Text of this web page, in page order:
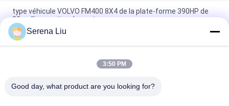
type véhicule VOLVO FM400 8X4 de la plate-forme 390HP de
22m d'inspection de pont
équipement d'inspection de pont en seau de 6x4 16M
Dongfeng pour la détection de pont, DFL1250A9
Volvo Fm400 8x4 22m sous le camion d'inspection de pont a
Serena Liu
3:50 PM
Good day, what product are you looking for?